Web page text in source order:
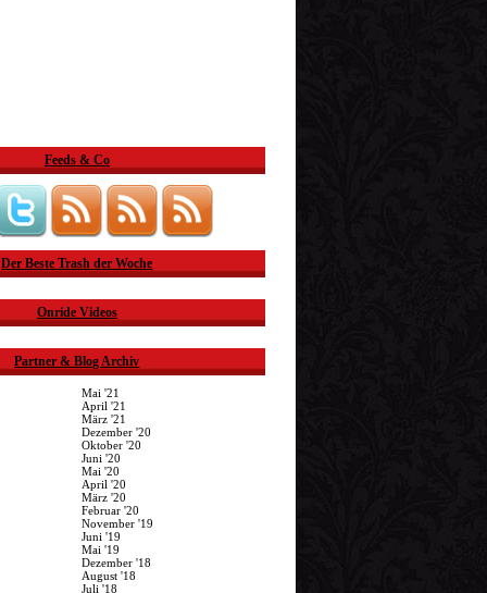
Feeds & Co
Der Beste Trash der Woche
Onride Videos
Partner & Blog Archiv
Mai '21
April '21
März '21
Dezember '20
Oktober '20
Juni '20
Mai '20
April '20
März '20
Februar '20
November '19
Juni '19
Mai '19
Dezember '18
August '18
Juli '18